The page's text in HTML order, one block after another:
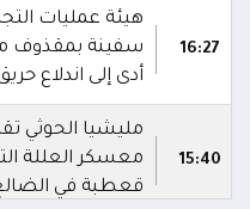
16:27
هيئة عمليات
سفينة بمقذوف
أدى إلى اندلاع
15:40
مليشيا الحوثي
معسكر العللة
قعطبة في